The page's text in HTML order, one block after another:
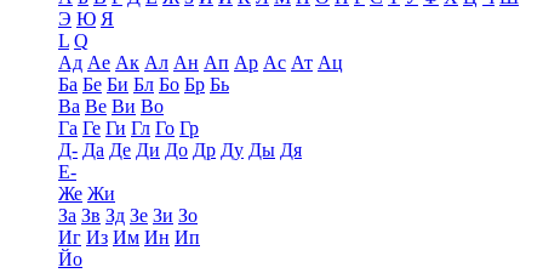
Э Ю Я
L Q
Ад Ае Ак Ал Ан Ап Ар Ас Ат Ац
Ба Бе Би Бл Бо Бр Бь
Ва Ве Ви Во
Га Ге Ги Гл Го Гр
Д- Да Де Ди До Др Ду Ды Дя
Е-
Же Жи
За Зв Зд Зе Зи Зо
Иг Из Им Ин Ип
Йо